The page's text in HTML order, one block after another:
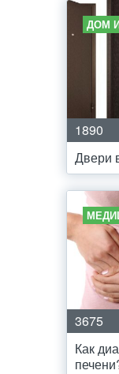
ДОМ
1890
Двери
3675
Как